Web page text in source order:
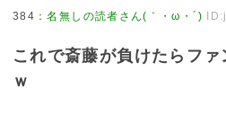
384 ：名無しの読者さん(｀・ω・´)
これで斎藤が負けたらファ
ｗ